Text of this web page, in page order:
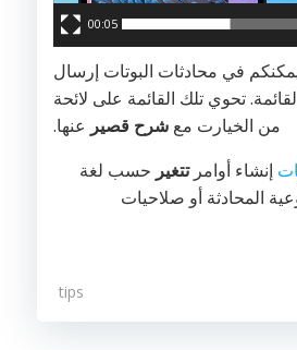
00:05
في محادثات البوتات إرسال
تحوي تلك القائمة على لائحة
من الخيارت مع شرح قصير عنها.
إنشاء أوامرتتغير حسب لغة
المحادثة أو صلاحيات
tips